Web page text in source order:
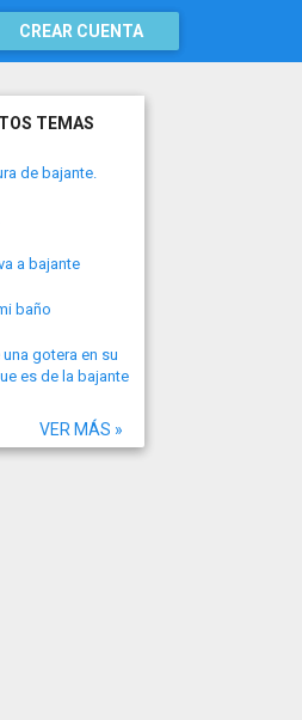
CREAR CUENTA
TEMAS
de bajante.
a bajante
baño
gotera en su
es de la bajante
VER MÁS »